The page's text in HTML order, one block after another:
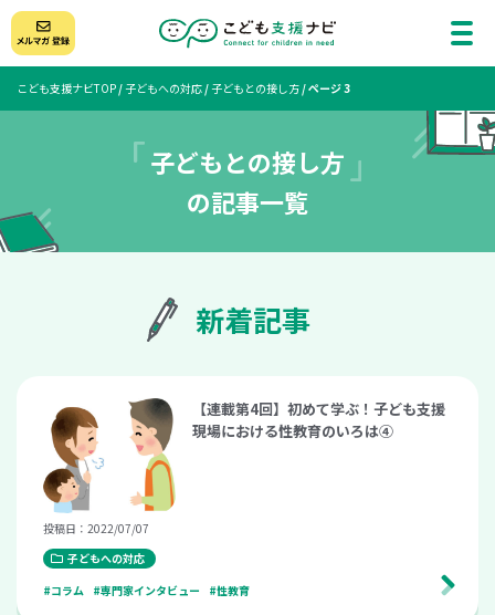
こども支援ナビTOP/子どもへの対応/子どもとの接し方/ページ 3
子どもとの接し方
の記事一覧
新着記事
【連載第4回】初めて学ぶ！子ども支援
現場における性教育のいろは④
投稿日：2022/07/07
子どもへの対応
#コラム
#専門家インタビュー #性教育